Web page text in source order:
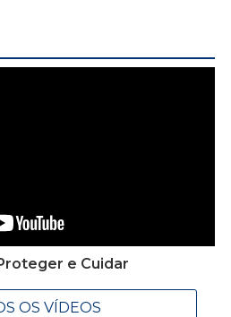
e Cuidar
OS VÍDEOS